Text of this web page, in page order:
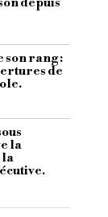
son rang :
de
la
la